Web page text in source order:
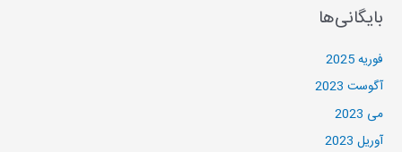
بایگانی‌ها
فوریه 2025
آگوست 2023
می 2023
آوریل 2023